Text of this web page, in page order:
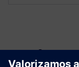
Explore